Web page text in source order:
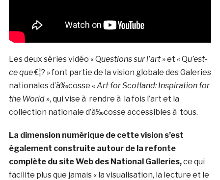
Les deux séries vidéo « Questions sur l’art »et « Qu’est-
ce que€¦? » font partie de la vision globale des Galeries
nationales d’à‰cosse «Art for Scotland: Inspiration for
the World », qui vise à rendre à la fois l’art et la
collection nationale d’à‰cosse accessibles à tous.
La dimension numérique de cette vision s’est
également construite autour de la refonte
complète du site Web des National Galleries,ce qui
facilite plus que jamais « la visualisation, la lecture et le